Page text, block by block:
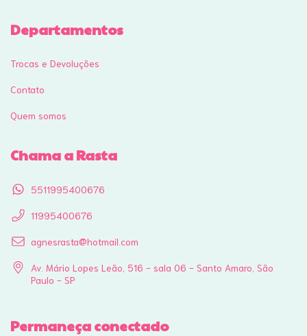
Departamentos
Trocas e Devoluções
Contato
Quem somos
Chama a Rasta
5511995400676
11995400676
agnesrasta@hotmail.com
Av. Mário Lopes Leão, 516 - sala 06 - Santo Amaro, São
Paulo - SP
Permaneça conectado